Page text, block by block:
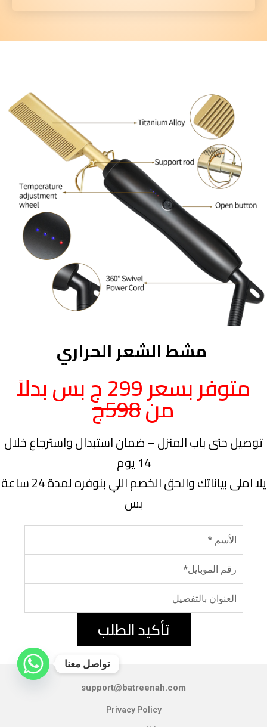
متوفر بسعر 299 ج بس بدلاً
من598ج
توصيل حتى باب المنزل – ضمان استبدال واسترجاع خلال
14 يوم
يلا املى بياناتك والحق الخصم اللي بنوفره لمدة 24 ساعة
بس
تأكيد الطلب
support@batreenah.com
Privacy Policy
تواصل معنا